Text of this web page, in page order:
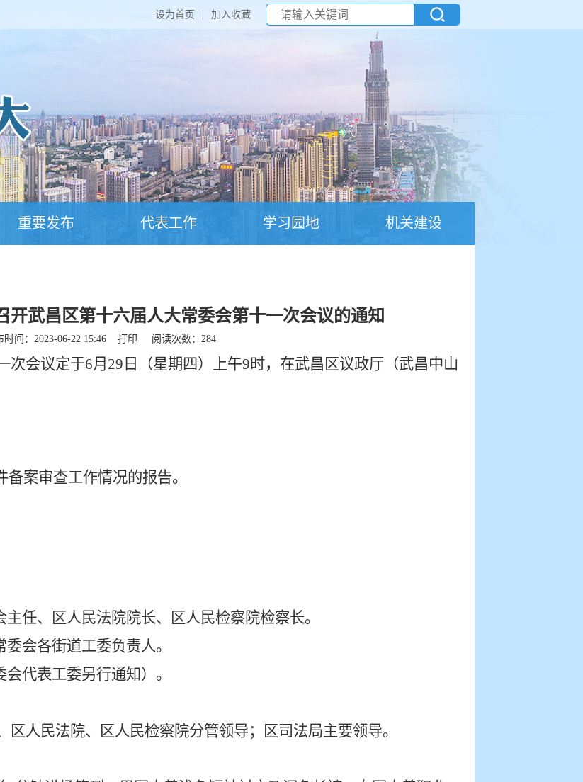
设为首页 加入收藏
重要发布 代表工作 学习园地 机关建设
开武昌区第十六届人大常委会第十一次会议的通知
时间：2023-06-22 15:46 打印 阅读次数： 284
次会议定于6月 29 日（星期 四 ） 上午9时， 在武昌区议政厅（武昌中山
案审查工作情况的报告。
任、区人民法院院长、区人民检察院检察长。
会各街道工委负责人。
会代表工委另行通知）。
区人民法院、区人民检察院分管领导；区司法局主要领导。